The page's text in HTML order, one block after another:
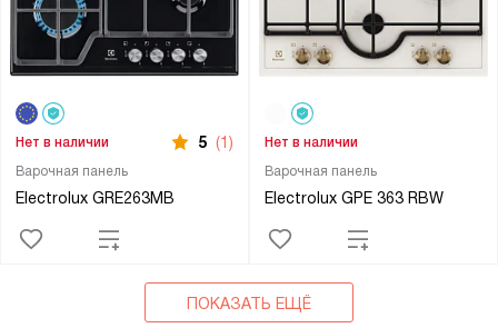
Варочная панель
Electrolux GRE263MB
Нет в наличии 5 (1)
Варочная панель
Electrolux GPE 363 RBW
Нет в наличии
ПОКАЗАТЬ ЕЩЁ